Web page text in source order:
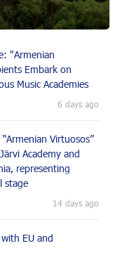
"Armenian
Embark on
Music Academies
6 days ago
Virtuosos”
Academy and
representing
stage
14 days ago
EU and